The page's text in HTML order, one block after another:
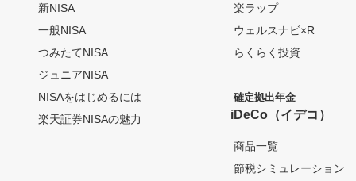
新NISA
一般NISA
つみたてNISA
ジュニアNISA
NISAをはじめるには
楽天証券NISAの魅力
楽ラップ
ウェルスナビ×R
らくらく投資
確定拠出年金
iDeCo（イデコ）
商品一覧
節税シミュレーション